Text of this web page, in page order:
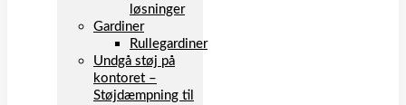
løsninger
Gardiner
Rullegardiner
Undgå støj på
kontoret –
Støjdæmpning til